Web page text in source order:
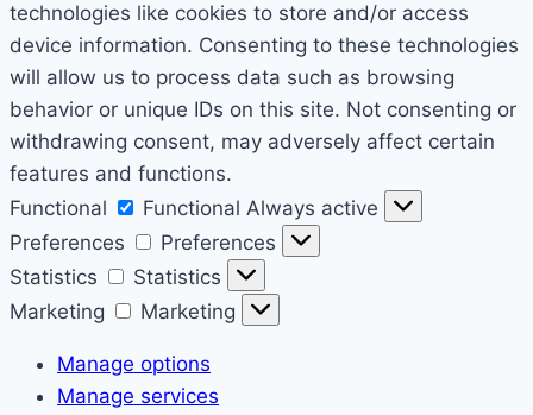
technologies like cookies to store and/or access
device information. Consenting to these technologies
will allow us to process data such as browsing
behavior or unique IDs on this site. Not consenting or
withdrawing consent, may adversely affect certain
features and functions.
Functional
Functional Always active
Preferences
Preferences
Statistics
Statistics
Marketing
Marketing
Manage options
Manage services